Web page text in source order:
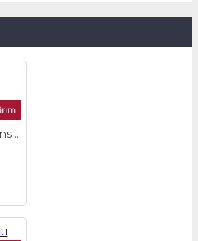
Piyano için Diziler, Kadanslar ve Arpejler